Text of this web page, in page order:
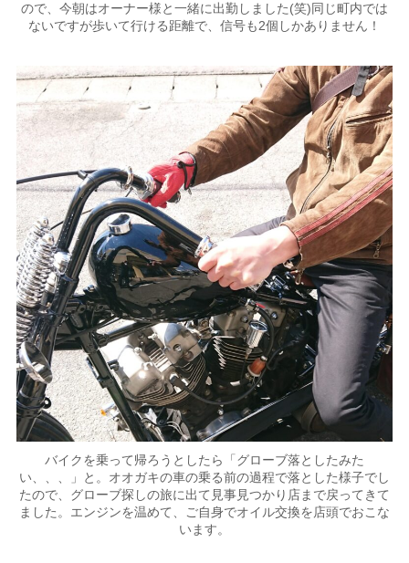
ので、今朝はオーナー様と一緒に出勤しました(笑)同じ町内では
ないですが歩いて行ける距離で、信号も2個しかありません！
バイクを乗って帰ろうとしたら「グローブ落としたみた
い、、、」と。オオガキの車の乗る前の過程で落とした様子でし
たので、グローブ探しの旅に出て見事見つかり店まで戻ってきて
ました。エンジンを温めて、ご自身でオイル交換を店頭でおこな
います。